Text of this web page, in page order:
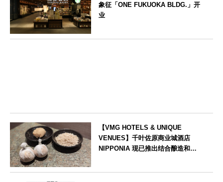
象征「ONE FUKUOKA BLDG.」开
业
【VMG HOTELS & UNIQUE
VENUES】千叶佐原商业城酒店
NIPPONIA 现已推出结合酿造和发